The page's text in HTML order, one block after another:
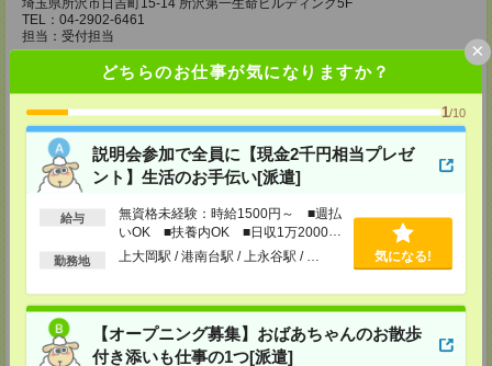
どちらのお仕事が気になりますか？
1/10
説明会参加で全員に【現金2千円相当プレゼ
ント】生活のお手伝い[派遣]
給与
無資格未経験：時給1500円～ ■週払
いOK ■扶養内OK ■日収1万2000円
以上
勤務地 上大岡駅 / 港南台駅 / 上永谷駅 / … 気になる!
【オープニング募集】おばあちゃんのお散歩
付き添いも仕事の1つ[派遣]
×
埼玉県所沢市日吉町15-14 所沢第一生命ビルディング5F
TEL：04-2902-6461
担当：受付担当
埼玉県東松山市箭弓町1-13-20
光越園ビル4Ｆ
TEL：0493-27-8811
担当：受付担当
大宮リクルートセンター
東京都豊島区西池袋1-16-10 第2三笠ビル7F
TEL：03-5956-7411
担当：受付担当
西船橋支店
TEL：047-420-8501
担当：受付担当